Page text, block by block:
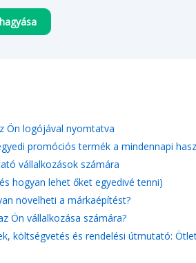
Ön logójával nyomtatva
promóciós termék a mindennapi
vállalkozások számára
hogyan lehet őket egyedivé tenni)
növelheti a márkaépítést?
Ön vállalkozása számára?
költségvetés és rendelési útmutató: